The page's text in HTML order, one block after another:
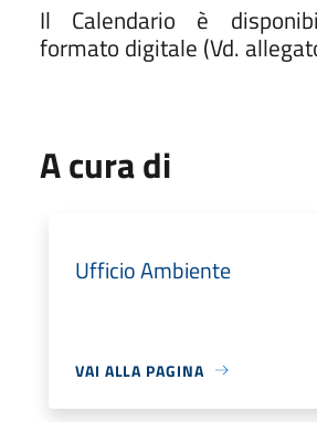
Il Calendario è
formato digitale (Vd.
A cura di
Ufficio Ambiente
VAI ALLA PAGINA